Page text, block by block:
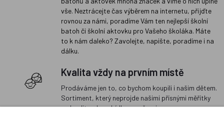
vše. Neztrácejte čas výběrem na internetu, přijďte
rovnou za námi, poradíme Vám ten nejlepší školní
batoh či školní aktovku pro Vašeho školáka. Máte
to k nám daleko? Zavolejte, napište, poradíme i na
dálku.
Kvalita vždy na prvním místě
Prodáváme jen to, co bychom koupili i našim dětem.
Sortiment, který neprojde našimi přísnými měřítky
na kvalitu, do nabídky nezařazujeme.